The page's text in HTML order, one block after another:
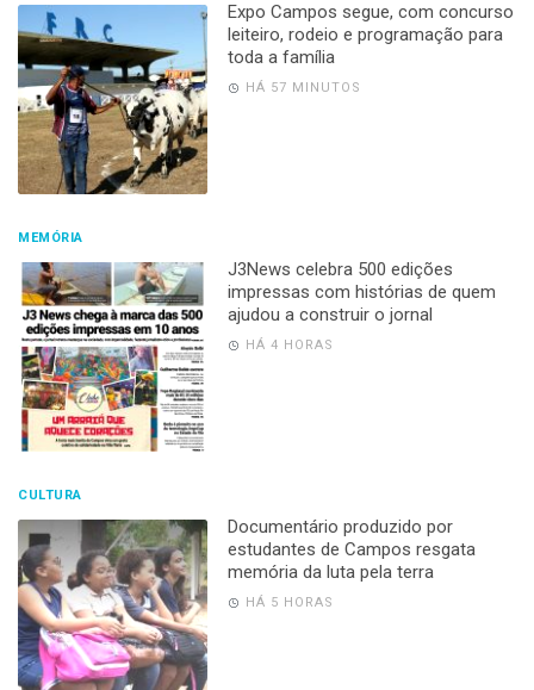
Expo Campos segue, com concurso
leiteiro, rodeio e programação para
toda a família
HÁ 57 MINUTOS
MEMÓRIA
J3News celebra 500 edições
impressas com histórias de quem
ajudou a construir o jornal
HÁ 4 HORAS
CULTURA
Documentário produzido por
estudantes de Campos resgata
memória da luta pela terra
HÁ 5 HORAS